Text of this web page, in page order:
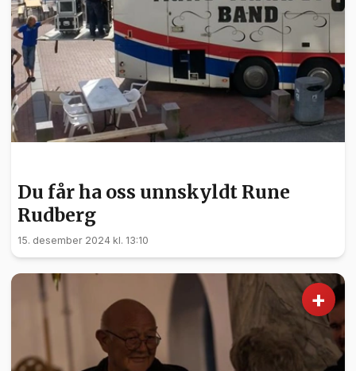
Du får ha oss unnskyldt Rune
Rudberg
15. desember 2024 kl. 13:10
+